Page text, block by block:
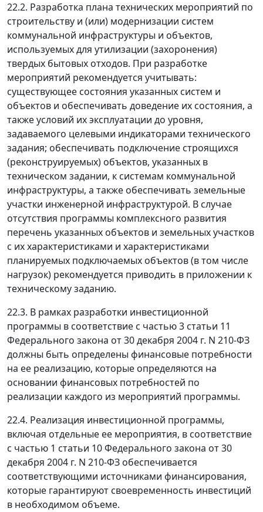
22.2. Разработка плана технических мероприятий по
строительству и (или) модернизации систем
коммунальной инфраструктуры и объектов,
используемых для утилизации (захоронения)
твердых бытовых отходов. При разработке
мероприятий рекомендуется учитывать:
существующее состояния указанных систем и
объектов и обеспечивать доведение их состояния, а
также условий их эксплуатации до уровня,
задаваемого целевыми индикаторами технического
задания; обеспечивать подключение строящихся
(реконструируемых) объектов, указанных в
техническом задании, к системам коммунальной
инфраструктуры, а также обеспечивать земельные
участки инженерной инфраструктурой. В случае
отсутствия программы комплексного развития
перечень указанных объектов и земельных участков
с их характеристиками и характеристиками
планируемых подключаемых объектов (в том числе
нагрузок) рекомендуется приводить в приложении к
техническому заданию.
22.3. В рамках разработки инвестиционной
программы в соответствие с частью 3 статьи 11
Федерального закона от 30 декабря 2004 г. N 210-ФЗ
должны быть определены финансовые потребности
на ее реализацию, которые определяются на
основании финансовых потребностей по
реализации каждого из мероприятий программы.
22.4. Реализация инвестиционной программы,
включая отдельные ее мероприятия, в соответствие
с частью 1 статьи 10 Федерального закона от 30
декабря 2004 г. N 210-ФЗ обеспечивается
соответствующими источниками финансирования,
которые гарантируют своевременность инвестиций
в необходимом объеме.